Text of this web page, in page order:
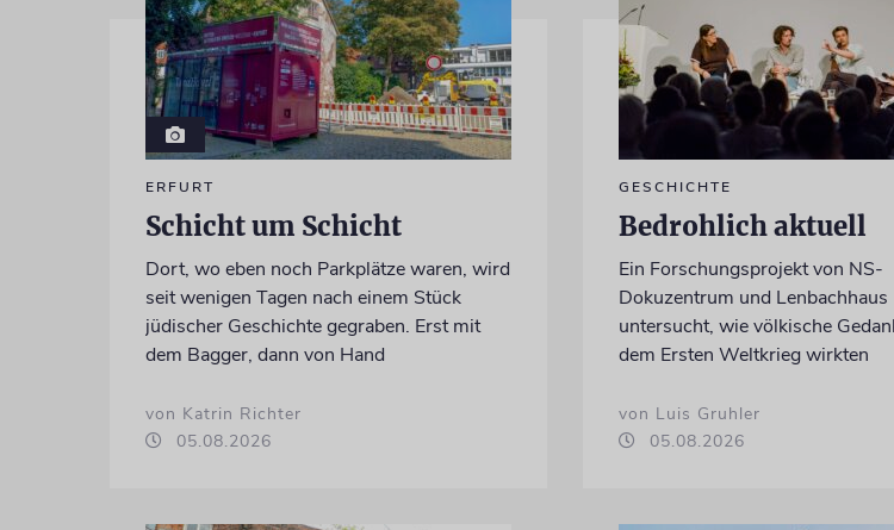
ERFURT
Schicht um Schicht
Dort, wo eben noch Parkplätze waren, wird
seit wenigen Tagen nach einem Stück
jüdischer Geschichte gegraben. Erst mit
dem Bagger, dann von Hand
von Katrin Richter
05.08.2026
GESCHICHTE
Bedrohlich aktuell
Ein Forschungsprojekt von NS-
Dokuzentrum und Lenbachhaus
untersucht, wie völkische
dem Ersten Weltkrieg wirkten
von Luis Gruhler
05.08.2026